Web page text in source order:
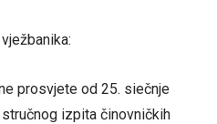
prosvjete od 25. siečnje
izpita činovničkih